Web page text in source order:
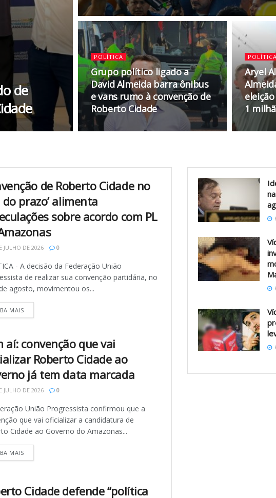
de
POLÍTICA
Grupo político ligado a
David Almeida barra ônibus
e vans rumo à convenção de
Roberto Cidade
POLÍTICA
Aryel
1
de Roberto Cidade no
do prazo’ alimenta
sobre acordo com PL
JULHO DE 2026 0
- A decisão da Federação União
de realizar sua convenção partidária, no
agosto, movimentou os...
MAIS
aí: convenção que vai
Roberto Cidade ao
já tem data marcada
JULHO DE 2026 0
União Progressista confirmou que a
que vai oficializar a candidatura de
Cidade ao Governo do Amazonas...
MAIS
Cidade defende “política